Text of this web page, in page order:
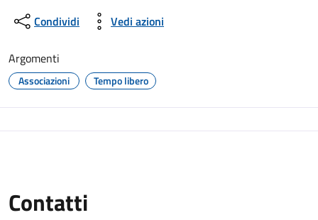
Condividi Vedi azioni
Argomenti
Associazioni Tempo libero
Contatti